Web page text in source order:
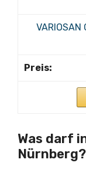
Was darf
Nürnberg?